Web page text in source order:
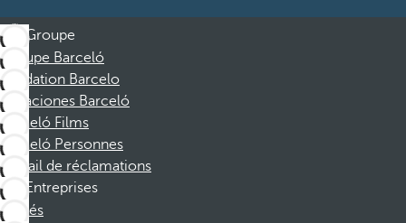
Groupe
Groupe Barceló
Fondation Barcelo
Vacaciones Barceló
Barceló Films
Barceló Personnes
Portail de réclamations
Entreprises
Affiliés